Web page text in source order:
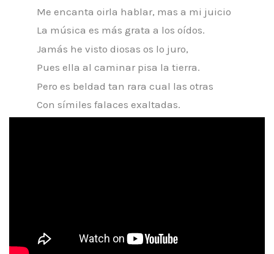
Me encanta oirla hablar, mas a mi juicio
La música es más grata a los oídos.
Jamás he visto diosas os lo juro,
Pues ella al caminar pisa la tierra.
Pero es beldad tan rara cual las otras
Con símiles falaces exaltadas.